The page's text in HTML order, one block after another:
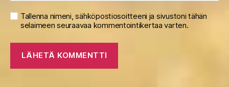
Tallenna nimeni, sähköpostiosoitteeni ja sivustoni tähän
selaimeen seuraavaa kommentointikertaa varten.